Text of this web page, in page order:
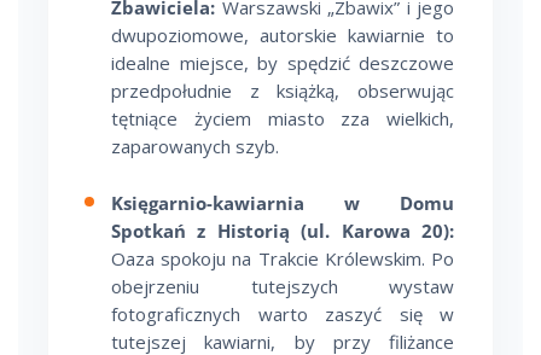
Zbawiciela: Warszawski „Zbawix” i jego
dwupoziomowe, autorskie kawiarnie to
idealne miejsce, by spędzić deszczowe
przedpołudnie z książką, obserwując
tętniące życiem miasto zza wielkich,
zaparowanych szyb.
Księgarnio-kawiarnia w Domu
Spotkań z Historią (ul. Karowa 20):
Oaza spokoju na Trakcie Królewskim. Po
obejrzeniu tutejszych wystaw
fotograficznych warto zaszyć się w
tutejszej kawiarni, by przy filiżance